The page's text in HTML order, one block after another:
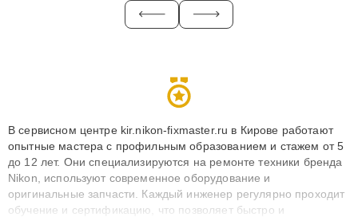
В сервисном центре kir.nikon-fixmaster.ru в Кирове работают
опытные мастера с профильным образованием и стажем от 5
до 12 лет. Они специализируются на ремонте техники бренда
Nikon, используют современное оборудование и
оригинальные запчасти. Каждый инженер регулярно проходит
обучение и сертификацию, что позволяет быстро и